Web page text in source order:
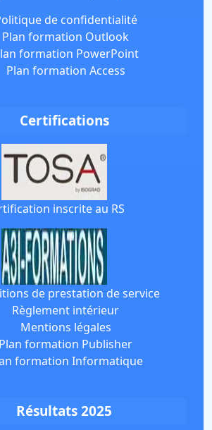
de confidentialité
Plan formation Outlook
formation PowerPoint
Plan formation Access
Certifications
inscrite au RS
de prestation de service
Règlement intérieur
Mentions légales
Plan formation Publisher
formation Informatique
Résultats 2025